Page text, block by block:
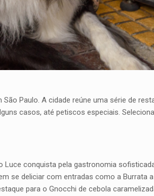
Paulo. A cidade reúne uma série de
casos, até petiscos especiais.
conquista pela gastronomia
se deliciar com entradas como a Burrata
para o Gnocchi de cebola